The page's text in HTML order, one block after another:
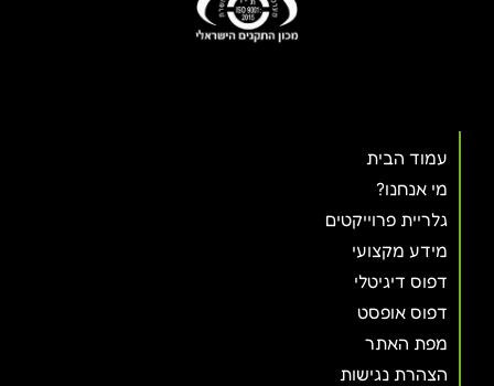
עמוד הבית
מי אנחנו?
גלריית פרוייקטים
מידע מקצועי
דפוס דיגיטלי
דפוס אופסט
מפת האתר
הצהרת נגישות